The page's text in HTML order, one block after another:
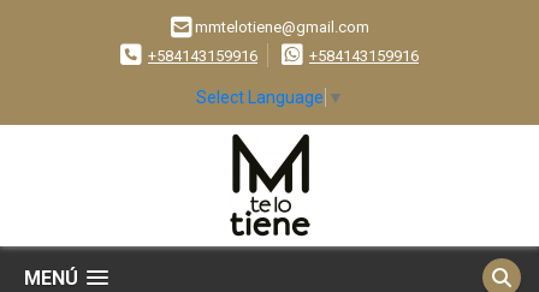
mmtelotiene@gmail.com
+584143159916
+584143159916
Select Language ▼
MENÚ